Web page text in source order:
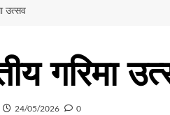
उत्सव
गरिमा
24/05/2026 0